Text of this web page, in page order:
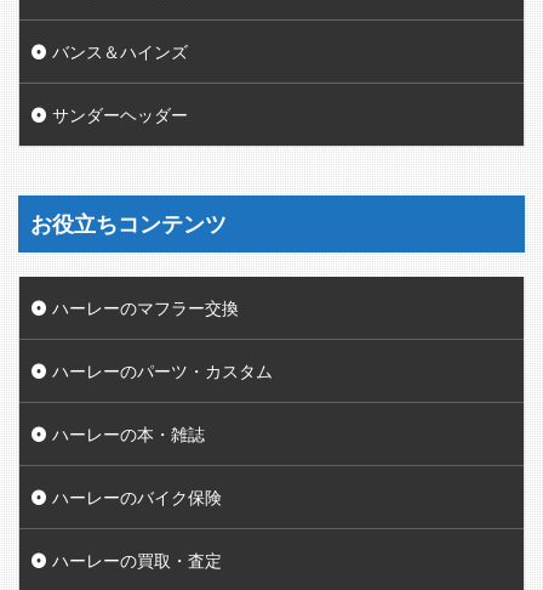
バンス＆ハインズ
サンダーヘッダー
お役立ちコンテンツ
ハーレーのマフラー交換
ハーレーのパーツ・カスタム
ハーレーの本・雑誌
ハーレーのバイク保険
ハーレーの買取・査定